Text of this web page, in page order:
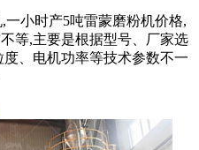
一小时产5吨雷蒙磨粉机价格,
等,主要是根据型号、厂家选
、电机功率等技术参数不一